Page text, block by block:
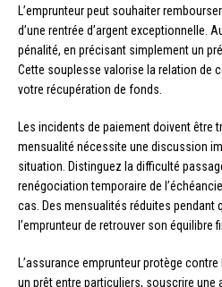
L’emprunteur peut souhaiter
d’une rentrée d’argent exceptionnelle.
pénalité, en précisant simplement un
Cette souplesse valorise la relation de
votre récupération de fonds.
Les incidents de paiement doivent être
mensualité nécessite une discussion
situation. Distinguez la difficulté
renégociation temporaire de
cas. Des mensualités réduites pendant
l’emprunteur de retrouver son équilibre
L’assurance emprunteur protège
un prêt entre particuliers, souscrire une